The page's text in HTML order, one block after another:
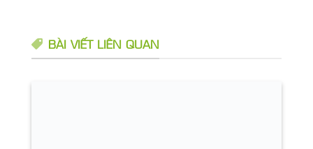
BÀI VIẾT LIÊN QUAN